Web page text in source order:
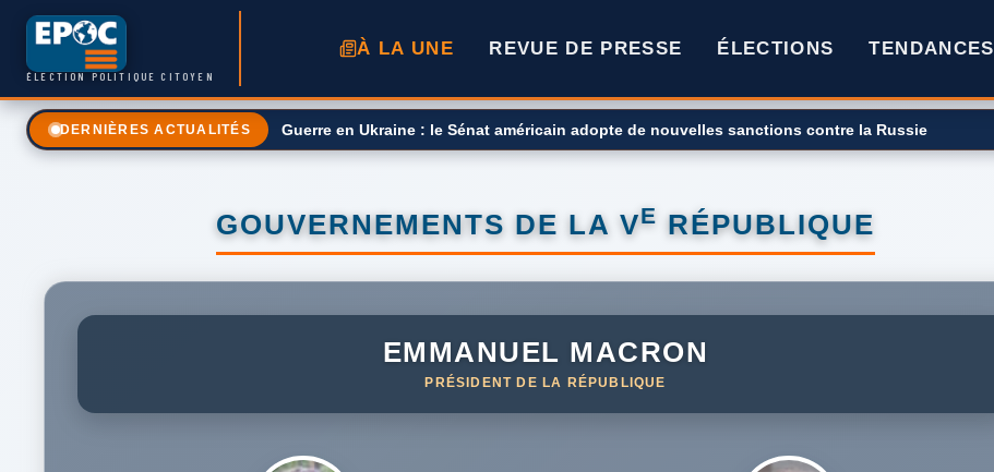
ÉLECTION POLITIQUE CITOYEN
À LA UNE REVUE DE PRESSE ÉLECTIONS TENDANCES
DERNIÈRES ACTUALITÉS Une taxe sur le prix des carburants ? Le gouvernement décide de la repousser à 2028
GOUVERNEMENTS DE LA VE RÉPUBLIQUE
EMMANUEL MACRON
PRÉSIDENT DE LA RÉPUBLIQUE